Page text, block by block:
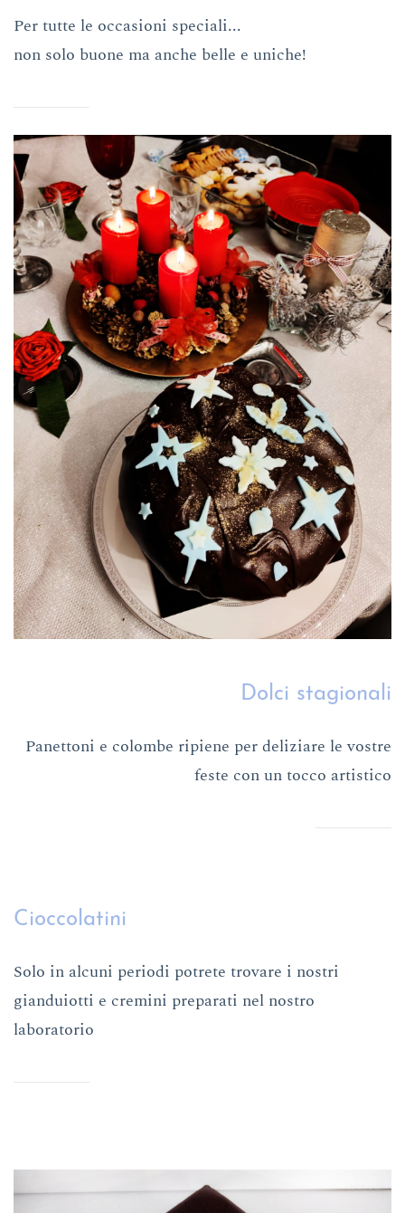
Per tutte le occasioni speciali...
non solo buone ma anche belle e uniche!
Dolci stagionali
Panettoni e colombe ripiene per deliziare le vostre
feste con un tocco artistico
Cioccolatini
Solo in alcuni periodi potrete trovare i nostri
gianduiotti e cremini preparati nel nostro
laboratorio